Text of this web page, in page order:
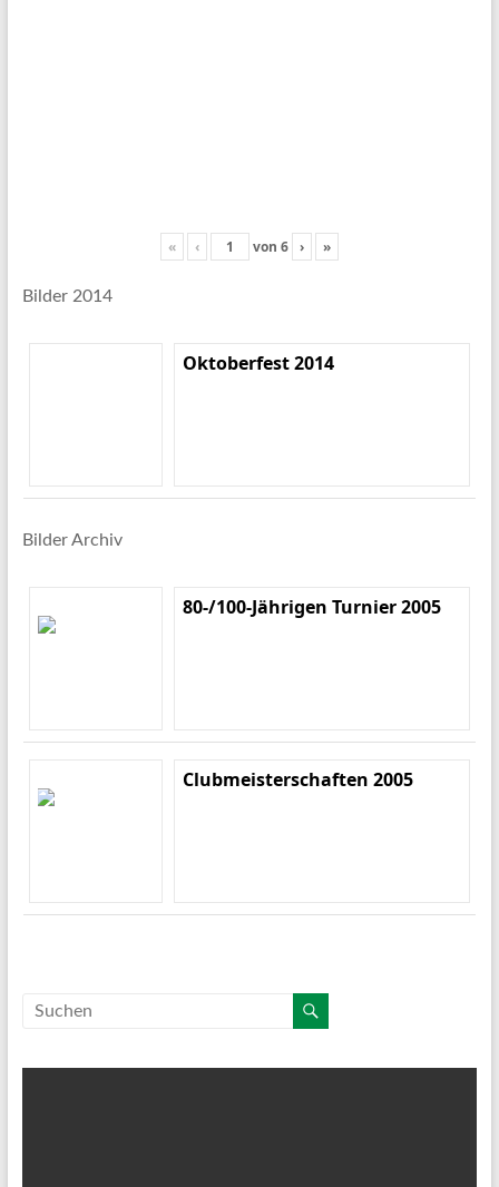
« ‹ von 6 › »
Bilder 2014
Oktoberfest 2014
Bilder Archiv
80-/100-Jährigen Turnier 2005
Clubmeisterschaften 2005